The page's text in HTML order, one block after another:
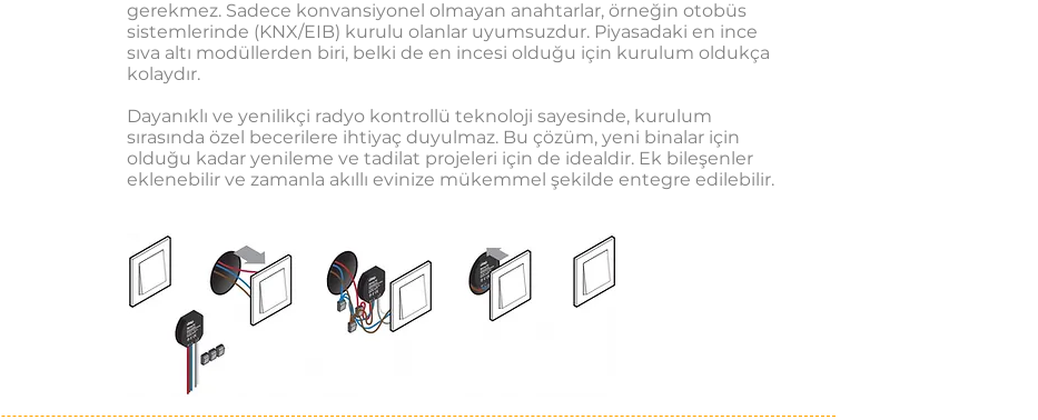
gerekmez. Sadece konvansiyonel olmayan anahtarlar, örneğin otobüs
sistemlerinde (KNX/EIB) kurulu olanlar uyumsuzdur. Piyasadaki en ince
sıva altı modüllerden biri, belki de en incesi olduğu için kurulum oldukça
kolaydır.
Dayanıklı ve yenilikçi radyo kontrollü teknoloji sayesinde, kurulum
sırasında özel becerilere ihtiyaç duyulmaz. Bu çözüm, yeni binalar için
olduğu kadar yenileme ve tadilat projeleri için de idealdir. Ek bileşenler
eklenebilir ve zamanla akıllı evinize mükemmel şekilde entegre edilebilir.